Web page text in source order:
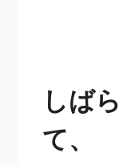
しば
て、